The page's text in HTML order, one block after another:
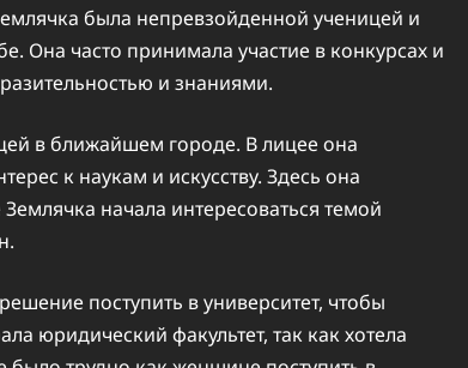
была непревзойденной ученицей и
Она часто принимала участие в конкурсах и
и знаниями.
в ближайшем городе. В лицее она
к наукам и искусству. Здесь она
начала интересоваться темой
поступить в университет, чтобы
юридический факультет, так как хотела